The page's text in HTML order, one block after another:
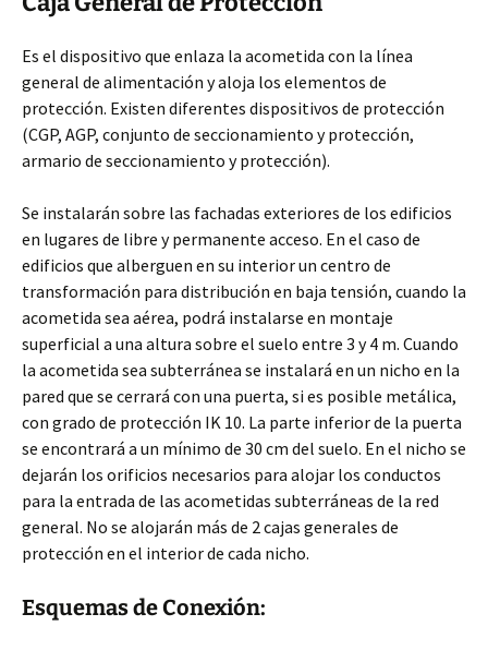
Es el dispositivo que enlaza la acometida con la línea
general de alimentación y aloja los elementos de
protección. Existen diferentes dispositivos de protección
(CGP, AGP, conjunto de seccionamiento y protección,
armario de seccionamiento y protección).
Se instalarán sobre las fachadas exteriores de los edificios
en lugares de libre y permanente acceso. En el caso de
edificios que alberguen en su interior un centro de
transformación para distribución en baja tensión, cuando la
acometida sea aérea, podrá instalarse en montaje
superficial a una altura sobre el suelo entre 3 y 4 m. Cuando
la acometida sea subterránea se instalará en un nicho en la
pared que se cerrará con una puerta, si es posible metálica,
con grado de protección IK 10. La parte inferior de la puerta
se encontrará a un mínimo de 30 cm del suelo. En el nicho se
dejarán los orificios necesarios para alojar los conductos
para la entrada de las acometidas subterráneas de la red
general. No se alojarán más de 2 cajas generales de
protección en el interior de cada nicho.
Esquemas de Conexión: